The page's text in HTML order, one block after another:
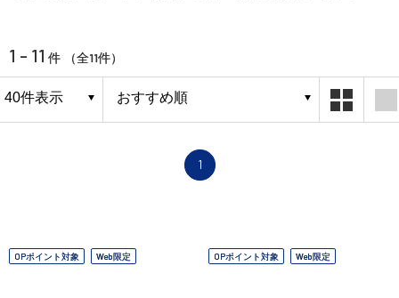
1 - 11 件 （全11件）
1
OPポイント対象 Web限定 OPポイント対象 Web限定